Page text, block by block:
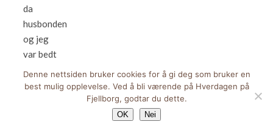
da
husbonden
og jeg
var bedt
på
påskelunsj.
Denne nettsiden bruker cookies for å gi deg som bruker en
best mulig opplevelse. Ved å bli værende på Hverdagen på
Fjellborg, godtar du dette.
OK Nei